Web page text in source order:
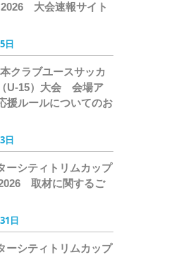
2026 大会速報サイト
日
クラブユースサッカ
U-15）大会 会場ア
援ルールについてのお
日
ーシティトリムカップ
2026 取材に関するご
日
ーシティトリムカップ